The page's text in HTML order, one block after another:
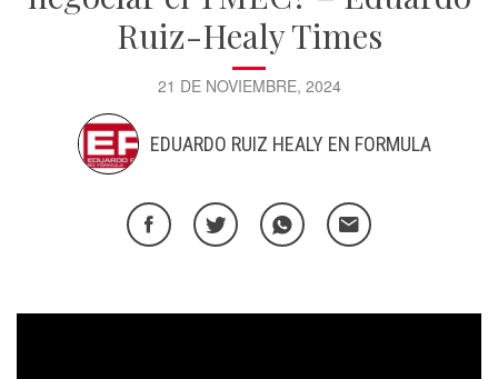
Ruiz-Healy Times
21 DE NOVIEMBRE, 2024
EDUARDO RUIZ HEALY EN FORMULA